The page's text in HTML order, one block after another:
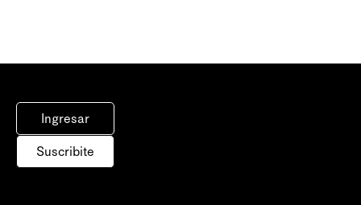
Ingresar
Suscribite